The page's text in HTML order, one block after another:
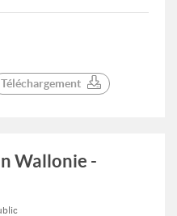
Téléchargement
Wallonie -